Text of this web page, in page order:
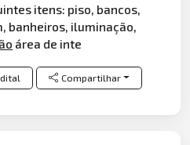
itens: piso, bancos,
banheiros, iluminação,
área de inte
Compartilhar